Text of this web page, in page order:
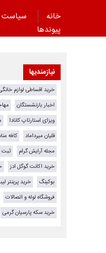
خانه سیاست
پیوند‌ها
نیازمندیها
خرید اقساطی لوازم
اخبار بازنشستگان
ویزای استارتاپ کانادا
قلیان میرداماد
کافه
مجله آرایش گرام
ثبت
خرید اکانت گوگل ادز
بوکینگ
خرید پرینتر
فروشگاه لوله و اتصالات
خرید سکه پارسیان گرمی